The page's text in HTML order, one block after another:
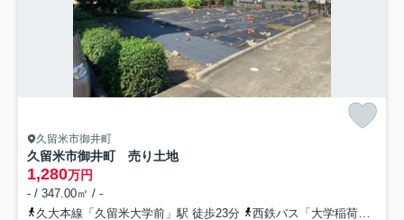
久留米市御井町
久留米市御井町 売り土地
1,280万円
- / 347.00㎡ / -
久大本線「久留米大学前」駅 徒歩23分
西鉄バス「大学稲荷前停」バス停下車 徒歩4分